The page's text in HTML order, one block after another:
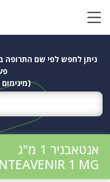
ניתן לחפש לפי שם התרופה
(מינימום 3 אותיות)
אנטאבניר 1 מ"ג
1 MG